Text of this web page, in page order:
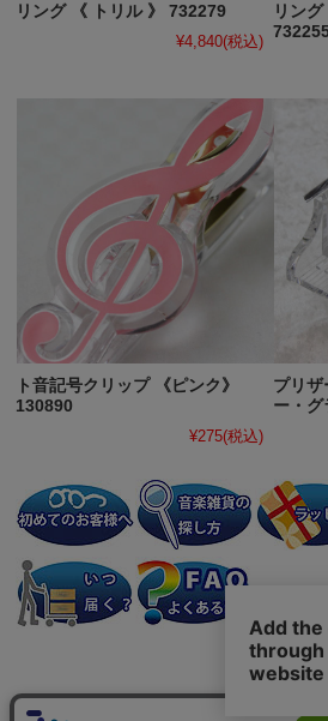
リング 《 トリル 》 732279
¥4,840(税込)
リング
ト音記号クリップ 《ピンク》
130890
¥275(税込)
プリザ
ー・グ